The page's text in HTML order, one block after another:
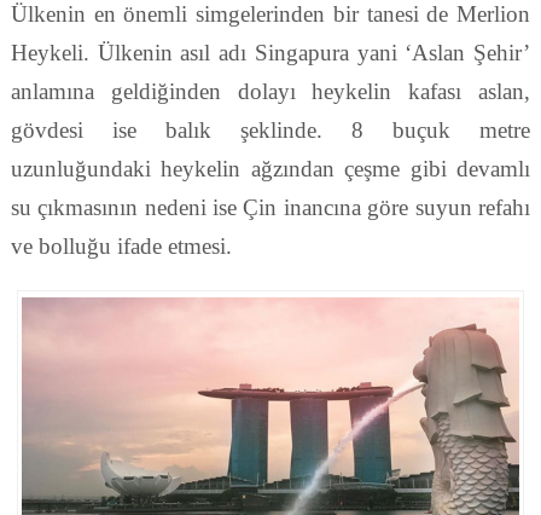
Ülkenin en önemli simgelerinden bir tanesi de Merlion
Heykeli. Ülkenin asıl adı Singapura yani ‘Aslan Şehir’
anlamına geldiğinden dolayı heykelin kafası aslan,
gövdesi ise balık şeklinde. 8 buçuk metre
uzunluğundaki heykelin ağzından çeşme gibi devamlı
su çıkmasının nedeni ise Çin inancına göre suyun refahı
ve bolluğu ifade etmesi.